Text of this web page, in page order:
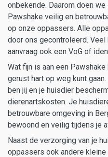
onbekende. Daarom doen
Pawshake veilig en
op onze oppassers. Alle
door ons gecontroleerd.
aanvraag ook een VoG of
Wat fijn is aan een
gerust hart op weg kunt
ben jij en je huisdier
dierenartskosten. Je
betrouwbare omgeving in
bewoond en veilig tijdens je
Naast de verzorging van je
oppassers ook andere